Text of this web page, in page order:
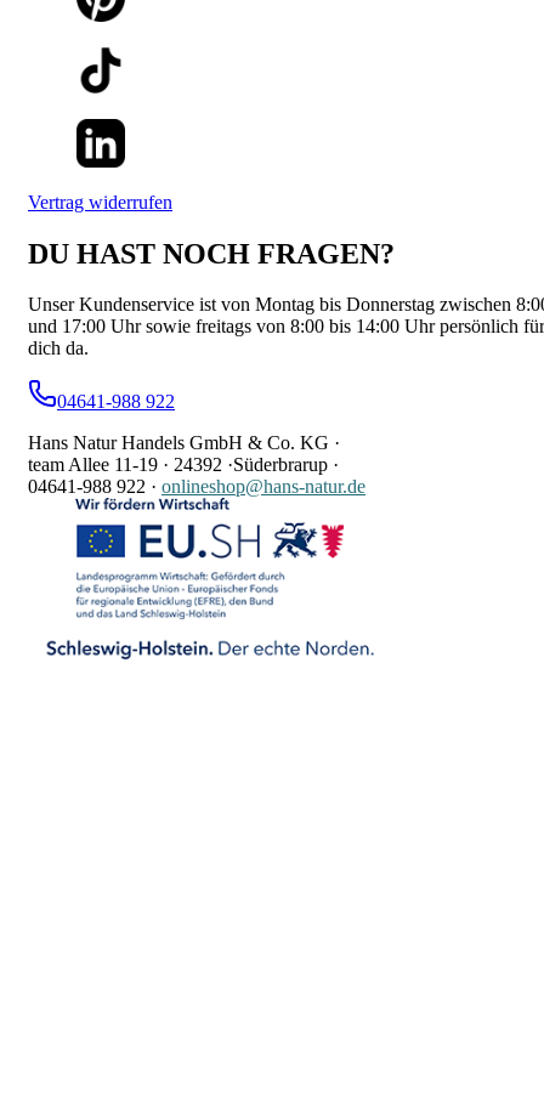
Vertrag widerrufen
DU HAST NOCH FRAGEN?
Unser Kundenservice ist von Montag bis Donnerstag zwischen
und 17:00 Uhr sowie freitags von 8:00 bis 14:00 Uhr persönlich für
dich da.
04641-988 922
Hans Natur Handels GmbH & Co. KG ·
team Allee 11-19 · 24392 ·Süderbrarup ·
04641-988 922 · onlineshop@hans-natur.de